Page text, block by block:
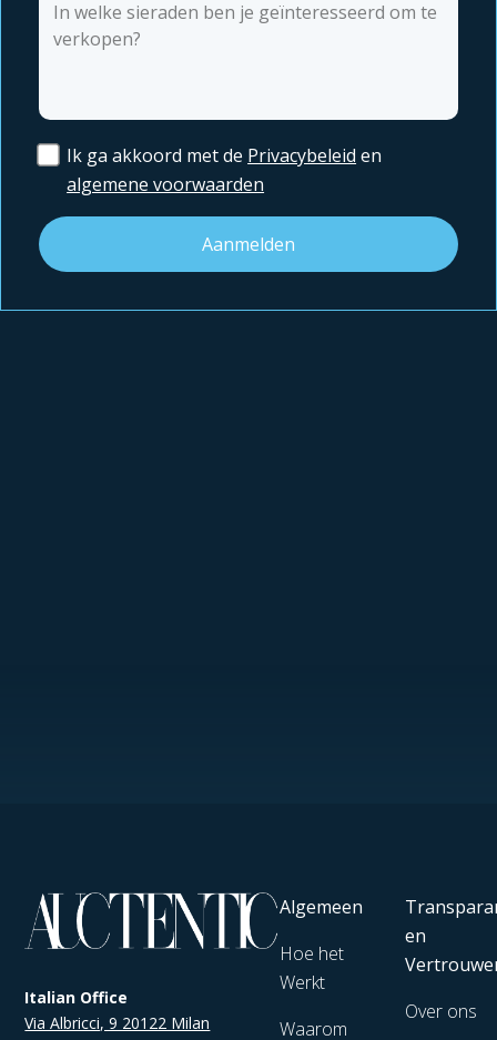
Ik ga akkoord met de Privacybeleid en
algemene voorwaarden
Aanmelden
Italian Office
Via Albricci, 9 20122 Milan
Algemeen
Hoe het
Werkt
Waarom
en
Over ons